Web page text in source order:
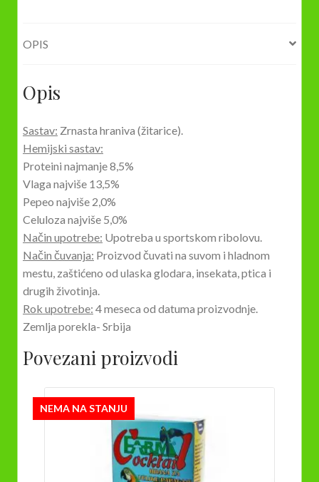
OPIS
Opis
Sastav: Zrnasta hraniva (žitarice).
Hemijski sastav:
Proteini najmanje 8,5%
Vlaga najviše 13,5%
Pepeo najviše 2,0%
Celuloza najviše 5,0%
Način upotrebe: Upotreba u sportskom ribolovu.
Način čuvanja: Proizvod čuvati na suvom i hladnom
mestu, zaštićeno od ulaska glodara, insekata, ptica i
drugih životinja.
Rok upotrebe: 4 meseca od datuma proizvodnje.
Zemlja porekla- Srbija
Povezani proizvodi
NEMA NA STANJU